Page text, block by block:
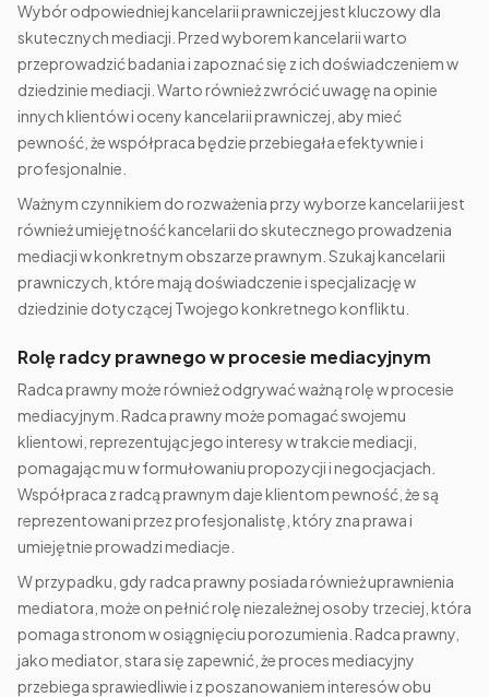
Wybór odpowiedniej kancelarii prawniczej jest kluczowy dla
skutecznych mediacji. Przed wyborem kancelarii warto
przeprowadzić badania i zapoznać się z ich doświadczeniem w
dziedzinie mediacji. Warto również zwrócić uwagę na opinie
innych klientów i oceny kancelarii prawniczej, aby mieć
pewność, że współpraca będzie przebiegała efektywnie i
profesjonalnie.
Ważnym czynnikiem do rozważenia przy wyborze kancelarii jest
również umiejętność kancelarii do skutecznego prowadzenia
mediacji w konkretnym obszarze prawnym. Szukaj kancelarii
prawniczych, które mają doświadczenie i specjalizację w
dziedzinie dotyczącej Twojego konkretnego konfliktu.
Rolę radcy prawnego w procesie mediacyjnym
Radca prawny może również odgrywać ważną rolę w procesie
mediacyjnym. Radca prawny może pomagać swojemu
klientowi, reprezentując jego interesy w trakcie mediacji,
pomagając mu w formułowaniu propozycji i negocjacjach.
Współpraca z radcą prawnym daje klientom pewność, że są
reprezentowani przez profesjonalistę, który zna prawa i
umiejętnie prowadzi mediacje.
W przypadku, gdy radca prawny posiada również uprawnienia
mediatora, może on pełnić rolę niezależnej osoby trzeciej, która
pomaga stronom w osiągnięciu porozumienia. Radca prawny,
jako mediator, stara się zapewnić, że proces mediacyjny
przebiega sprawiedliwie i z poszanowaniem interesów obu